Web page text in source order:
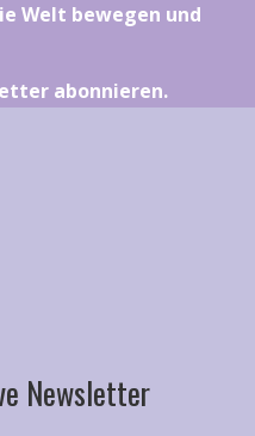
Welt bewegen und
abonnieren.
Newsletter